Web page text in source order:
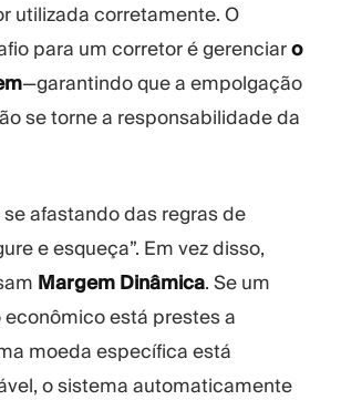
utilizada corretamente. O
para um corretor é gerenciaro
—garantindo que a empolgação
se torne a responsabilidade da
afastando das regras de
e esqueça”. Em vez disso,
Margem Dinâmica. Se um
está prestes a
moeda específica está
o sistema automaticamente